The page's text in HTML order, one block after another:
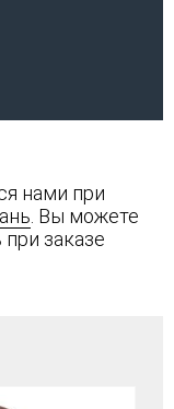
нами при
. Вы можете
заказе